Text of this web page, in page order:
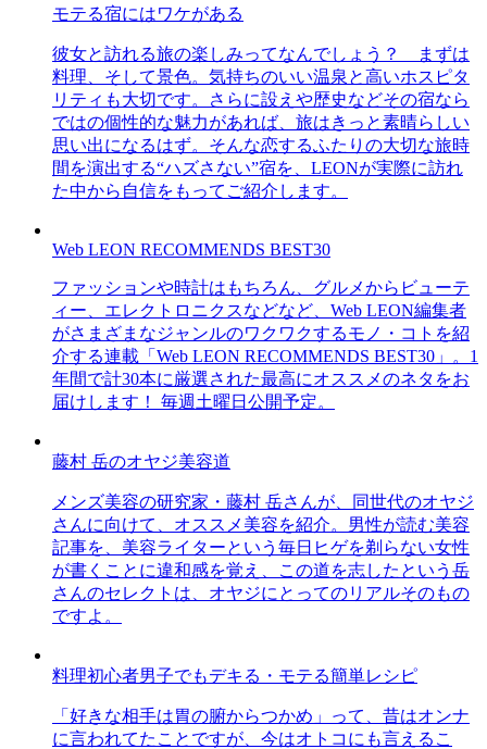
モテる宿にはワケがある
彼女と訪れる旅の楽しみってなんでしょう？ まずは
料理、そして景色。気持ちのいい温泉と高いホスピタ
リティも大切です。さらに設えや歴史などその宿なら
ではの個性的な魅力があれば、旅はきっと素晴らしい
思い出になるはず。そんな恋するふたりの大切な旅時
間を演出する“ハズさない”宿を、LEONが実際に訪れ
た中から自信をもってご紹介します。
Web LEON RECOMMENDS BEST30
ファッションや時計はもちろん、グルメからビューテ
ィー、エレクトロニクスなどなど、Web LEON編集者
がさまざまなジャンルのワクワクするモノ・コトを紹
介する連載「Web LEON RECOMMENDS BEST30」。1
年間で計30本に厳選された最高にオススメのネタをお
届けします！ 毎週土曜日公開予定。
藤村 岳のオヤジ美容道
メンズ美容の研究家・藤村 岳さんが、同世代のオヤジ
さんに向けて、オススメ美容を紹介。男性が読む美容
記事を、美容ライターという毎日ヒゲを剃らない女性
が書くことに違和感を覚え、この道を志したという岳
さんのセレクトは、オヤジにとってのリアルそのもの
ですよ。
料理初心者男子でもデキる・モテる簡単レシピ
「好きな相手は胃の腑からつかめ」って、昔はオンナ
に言われてたことですが、今はオトコにも言えるこ